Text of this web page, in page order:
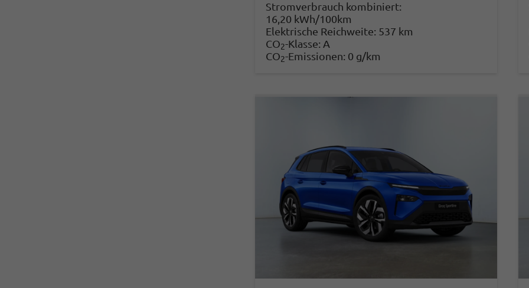
Stromverbrauch kombiniert:
16,20 kWh/100km
Elektrische Reichweite: 537 km
CO2-Klasse: A
CO2-Emissionen: 0 g/km